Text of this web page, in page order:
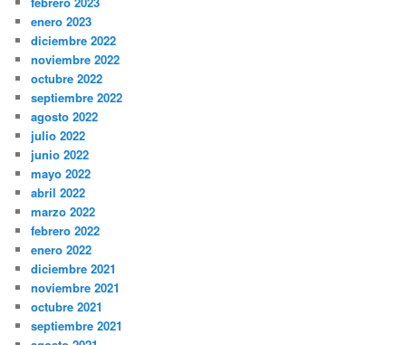
enero 2023
diciembre 2022
noviembre 2022
octubre 2022
septiembre 2022
agosto 2022
julio 2022
junio 2022
mayo 2022
abril 2022
marzo 2022
febrero 2022
enero 2022
diciembre 2021
noviembre 2021
octubre 2021
septiembre 2021